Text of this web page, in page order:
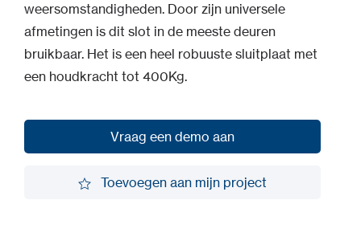
weersomstandigheden. Door zijn universele
afmetingen is dit slot in de meeste deuren
bruikbaar. Het is een heel robuuste sluitplaat met
een houdkracht tot 400Kg.
Vraag een demo aan
Toevoegen aan mijn project